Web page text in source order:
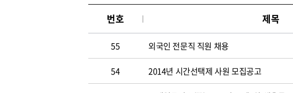
번호 제목
55 외국인 전문직 직원 채용
54 2014년 시간선택제 사원 모집공고